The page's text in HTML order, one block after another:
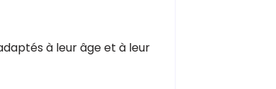
à leur âge et à leur